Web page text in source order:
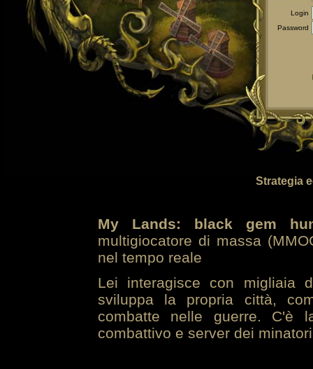
Login
Password
Strategia
My Lands: black gem
multigiocatore di massa
nel tempo reale
Lei interagisce con migliaia
sviluppa la propria città,
combatte nelle guerre. C'è
combattivo e server dei